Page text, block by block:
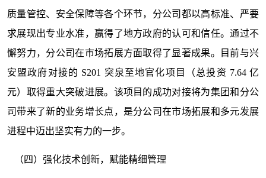
质量管控、安全保障等各个环节，分公司都以高标准、严要
求展现出专业水准，赢得了地方政府的认可和信任。通过不
懈努力，分公司在市场拓展方面取得了显著成果。目前与兴
安盟政府对接的 S201 突泉至地官化项目（总投资 7.64 亿
元）取得重大突破进展。该项目的成功对接将为集团和分公
司带来了新的业务增长点，是分公司在市场拓展和多元发展
进程中迈出坚实有力的一步。
（四）强化技术创新，赋能精细管理